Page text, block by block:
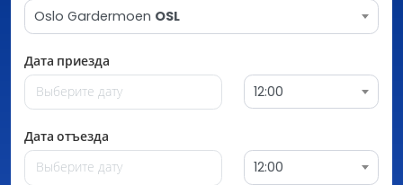
Oslo Gardermoen OSL
Дата приезда
12:00
Дата отъезда
12:00